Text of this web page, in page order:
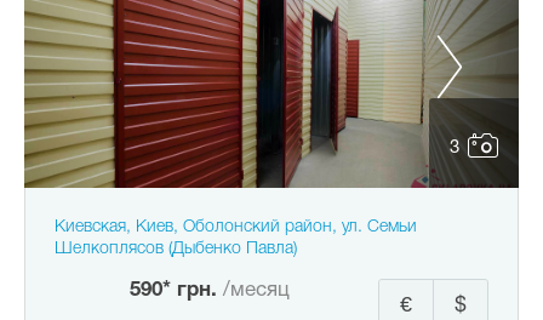
3
Киевская, Киев, Оболонский район, ул. Семьи
Шелкоплясов (Дыбенко Павла)
590* грн. /месяц
$
€